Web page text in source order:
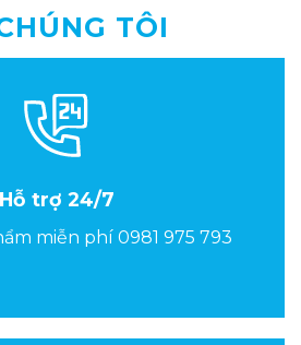
TÔI
Hỗ trợ 24/7
miễn phí 0981 975 793